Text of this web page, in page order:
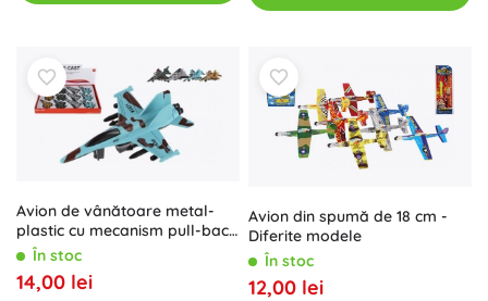
Avion de vânătoare metal-
plastic cu mecanism pull-back
14 cm – 4 culori
În stoc
14,00 lei
Avion din spumă de 18 cm -
Diferite modele
În stoc
12,00 lei